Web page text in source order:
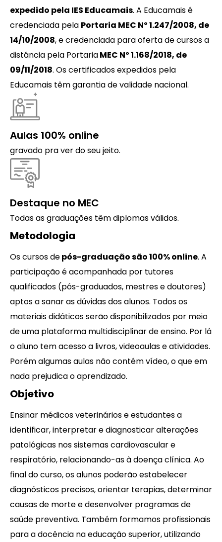
expedido pela IES Educamais. A Educamais é
credenciada pela Portaria MEC Nº 1.247/2008, de
14/10/2008, e credenciada para oferta de cursos a
distância pela PortariaMEC Nº 1.168/2018, de
09/11/2018. Os certificados expedidos pela
Educamais têm garantia de validade nacional.
Aulas 100% online
gravado pra ver do seu jeito.
Destaque no MEC
Todas as graduações têm diplomas válidos.
Metodologia
Os cursos depós-graduação são 100% online. A
participação é acompanhada por tutores
qualificados (pós-graduados, mestres e doutores)
aptos a sanar as dúvidas dos alunos. Todos os
materiais didáticos serão disponibilizados por meio
de uma plataforma multidisciplinar de ensino. Por lá
o aluno tem acesso a livros, videoaulas e atividades.
Porém algumas aulas não contém vídeo, o que em
nada prejudica o aprendizado.
Objetivo
Ensinar médicos veterinários e estudantes a
identificar, interpretar e diagnosticar alterações
patológicas nos sistemas cardiovascular e
respiratório, relacionando-as à doença clínica. Ao
final do curso, os alunos poderão estabelecer
diagnósticos precisos, orientar terapias, determinar
causas de morte e desenvolver programas de
saúde preventiva. Também formamos profissionais
para a docência na educação superior, utilizando